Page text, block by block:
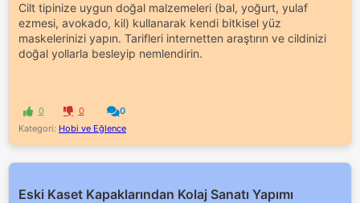
Cilt tipinize uygun doğal malzemeleri (bal, yoğurt, yulaf
ezmesi, avokado, kil) kullanarak kendi bitkisel yüz
maskelerinizi yapın. Tarifleri internetten araştırın ve cildinizi
doğal yollarla besleyip nemlendirin.
0 0
0
Kategori: Hobi ve Eğlence
Eski Kaset Kapaklarından Kolaj Sanatı Yapımı